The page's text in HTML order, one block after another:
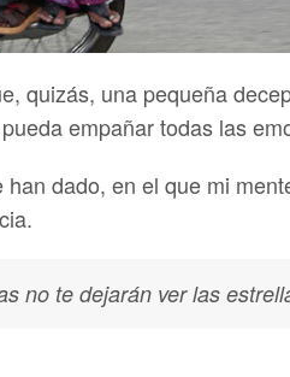
quizás, una pequeña
empañar todas las
dado, en el que mi
no te dejarán ver las